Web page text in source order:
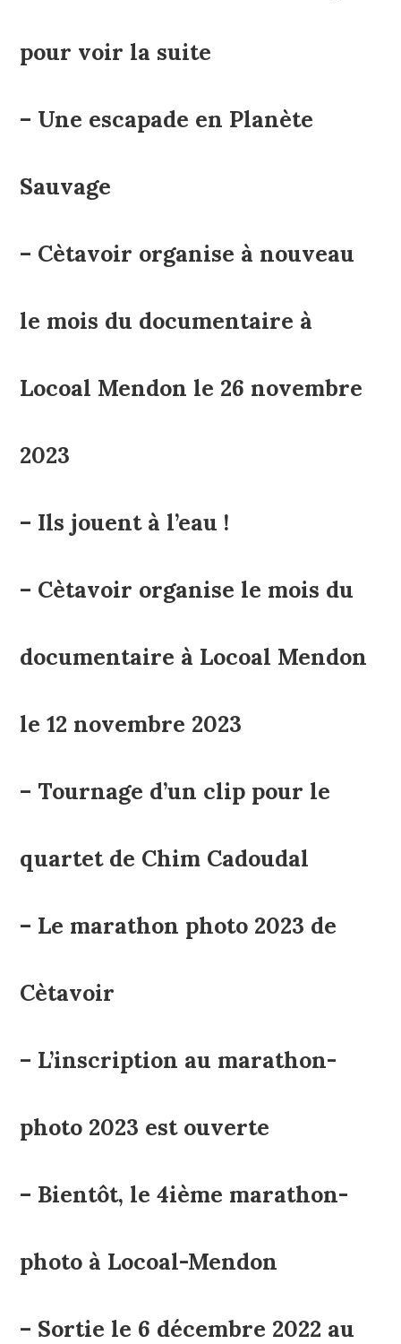
pour voir la suite
– Une escapade en Planète
Sauvage
– Cètavoir organise à nouveau
le mois du documentaire à
Locoal Mendon le 26 novembre
2023
– Ils jouent à l’eau !
– Cètavoir organise le mois du
documentaire à Locoal Mendon
le 12 novembre 2023
– Tournage d’un clip pour le
quartet de Chim Cadoudal
– Le marathon photo 2023 de
Cètavoir
– L’inscription au marathon-
photo 2023 est ouverte
– Bientôt, le 4ième marathon-
photo à Locoal-Mendon
– Sortie le 6 décembre 2022 au